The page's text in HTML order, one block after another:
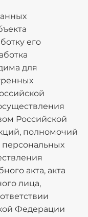
его
для
Российской
полномочий
персональных
акта, акта
лица,
Федерации